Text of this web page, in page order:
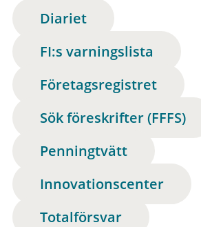
Diariet
FI:s varningslista
Företagsregistret
Sök föreskrifter (FFFS)
Penningtvätt
Innovationscenter
Totalförsvar